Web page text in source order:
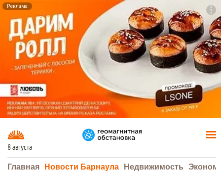
Реклама
8 августа
Главная Новости Барнаула Недвижимость